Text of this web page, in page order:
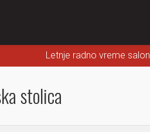
Letnje radno vreme
stolica